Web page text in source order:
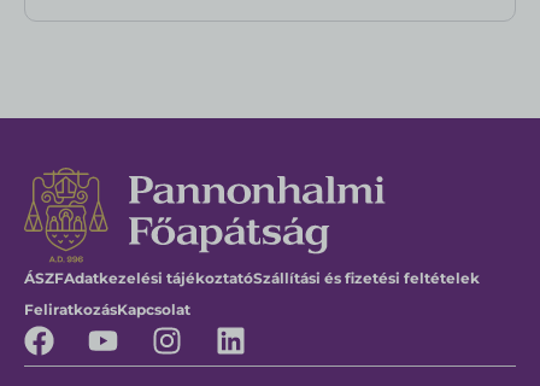
ÁSZFAdatkezelési tájékoztatóSzállítási és fizetési feltételek
FeliratkozásKapcsolat